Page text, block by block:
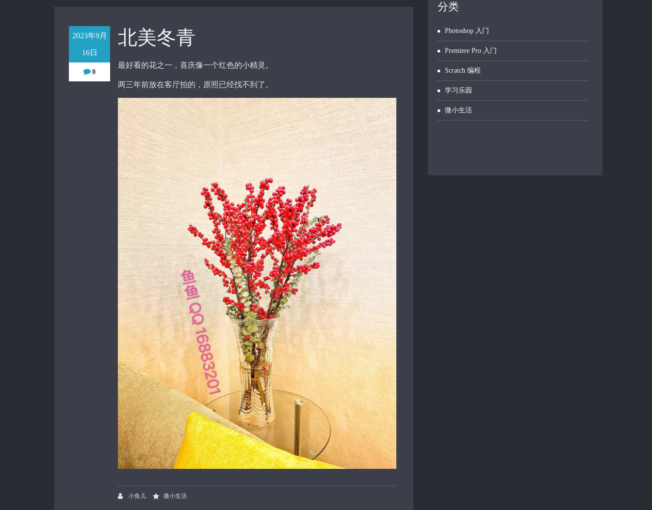
2023年9月
16日
0
北美冬青
最好看的花之一，喜庆像一个红色的小精灵。
两三年前放在客厅拍的，原照已经找不到了。
小鱼儿 微小生活
分类
Photoshop 入门
Premiere Pro 入门
Scratch 编程
学习乐园
微小生活